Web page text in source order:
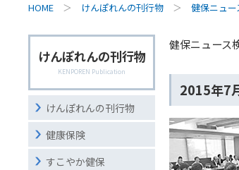
HOME ＞ けんぽれんの刊行物 ＞ 健保ニュー
健保ニュース
2015年7
けんぽれんの刊行物
KENPOREN Publication
けんぽれんの刊行物
健康保険
すこやか健保